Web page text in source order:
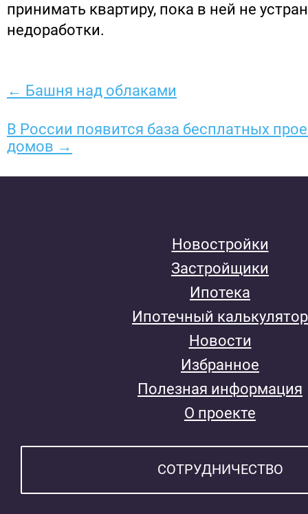
принимать квартиру, пока в ней не
недоработки.
← Башня над облаками
В России появится база бесплатных
домов →
Новостройки
Застройщики
Ипотека
Ипотечный калькулятор
Новости
Избранное
Полезная информация
О проекте
СОТРУДНИЧЕСТВО